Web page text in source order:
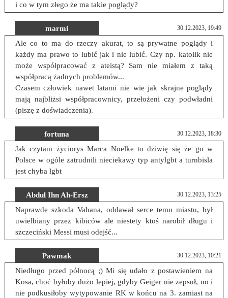
i co w tym złego że ma takie poglądy?
marmi 30.12.2023, 19:49
Ale co to ma do rzeczy akurat, to są prywatne poglądy i
każdy ma prawo to lubić jak i nie lubić. Czy np. katolik nie
może współpracować z ateistą? Sam nie miałem z taką
współpracą żadnych problemów...
Czasem człowiek nawet latami nie wie jak skrajne poglądy
mają najbliżsi współpracownicy, przełożeni czy podwładni
(piszę z doświadczenia).
fortuna 30.12.2023, 18:30
Jak czytam życiorys Marca Noelke to dziwię się że go w
Polsce w ogóle zatrudnili nieciekawy typ antylgbt a turnbisla
jest chyba lgbt
Abdul Ihn Ah-Ersz 30.12.2023, 13:25
Naprawde szkoda Vahana, oddawał serce temu miastu, był
uwielbiany przez kibiców ale niestety ktoś narobił długu i
szczeciński Messi musi odejść...
Pawmak 30.12.2023, 10:21
Niedługo przed północą ;) Mi się udało z postawieniem na
Kosa, choć byłoby dużo lepiej, gdyby Geiger nie zepsuł, no i
nie podkusiłoby wytypowanie RK w końcu na 3. zamiast na